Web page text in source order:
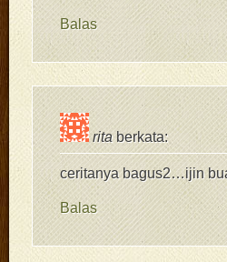
Balas
rita berkata:
ceritanya bagus2…ijin
Balas